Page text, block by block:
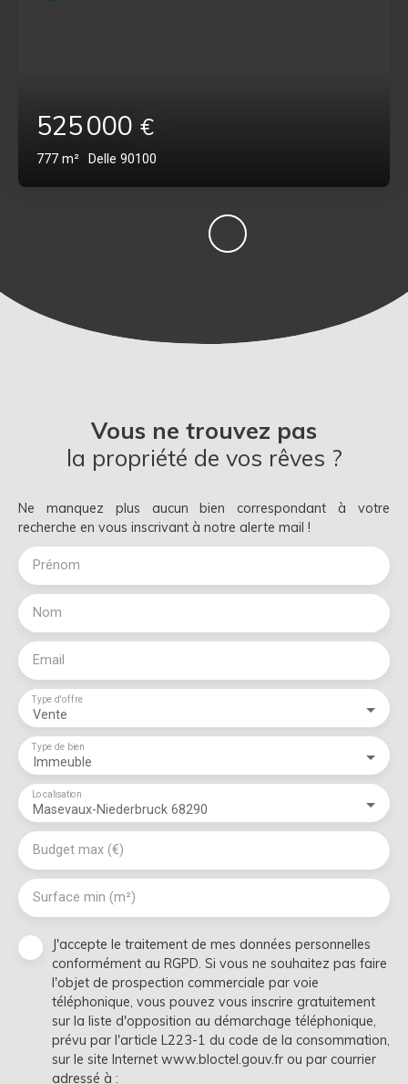
525 000 €
777 m² Delle 90100
Vous ne trouvez pas
la propriété de vos rêves ?
Ne manquez plus aucun bien correspondant à votre
recherche en vous inscrivant à notre alerte mail !
Prénom
Nom
Email
Vente
Type d'offre
Immeuble
Type de bien
Masevaux-Niederbruck 68290
Localisation
Budget max (€)
Surface min (m²)
J'accepte le traitement de mes données personnelles
conformément au RGPD. Si vous ne souhaitez pas faire
l'objet de prospection commerciale par voie
téléphonique, vous pouvez vous inscrire gratuitement
sur la liste d'opposition au démarchage téléphonique,
prévu par l'article L223-1 du code de la consommation,
sur le site Internet www.bloctel.gouv.fr ou par courrier
adressé à :